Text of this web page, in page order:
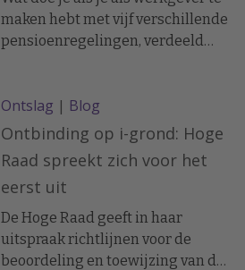
maken hebt met vijf verschillende
pensioenregelingen, verdeeld
ik een klant, een
projectorganisatie die door
overnames een complex
pensioenlandschap had
opgebouwd, bij het harmoniseren
van de regelingen én het
toekomstbestendig maken van
het beleid in lijn met de Wet
Ontslag | Blog
Ontbinding op i-grond: Hoge
Raad spreekt zich voor het
eerst uit
De Hoge Raad geeft in haar
uitspraak richtlijnen voor de
beoordeling en toewijzing van de